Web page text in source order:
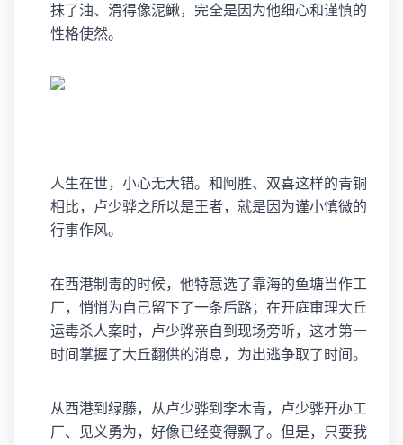
抹了油、滑得像泥鳅，完全是因为他细心和谨慎的
性格使然。
人生在世，小心无大错。和阿胜、双喜这样的青铜
相比，卢少骅之所以是王者，就是因为谨小慎微的
行事作风。
在西港制毒的时候，他特意选了靠海的鱼塘当作工
厂，悄悄为自己留下了一条后路；在开庭审理大丘
运毒杀人案时，卢少骅亲自到现场旁听，这才第一
时间掌握了大丘翻供的消息，为出逃争取了时间。
从西港到绿藤，从卢少骅到李木青，卢少骅开办工
厂、见义勇为，好像已经变得飘了。但是，只要我